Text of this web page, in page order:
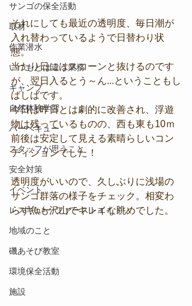
サンゴの保全活動
取材
作業潜水
いつもとは違う業務
キャンプ
自然体験学習
バーベキュー
スタッフが思うこと
安全対策
イベント
レスキュー･ファーストエイド
地域のこと
磯あそび教室
環境保全活動
施設
それにしても最近の透明度、毎日潮が
入れ替わっているようで日替わり状
態。
当たり日にはスコーンと抜けるのです
が、翌日入るとう～ん...ということもし
ばしばです。
今日は昨日とは劇的に改善され、浮遊
物は残っているものの、西も東も10ｍ
前後は安定して見える素晴らしいコン
ディションでした！
透明度がいいので、久しぶりに浅場の
サンゴ群落の様子をチェック。相変わ
らず魚も沢山でキレイな眺めでした。